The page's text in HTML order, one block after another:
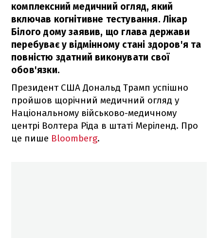
комплексний медичний огляд, який
включав когнітивне тестування. Лікар
Білого дому заявив, що глава держави
перебуває у відмінному стані здоров'я та
повністю здатний виконувати свої
обов'язки.
Президент США Дональд Трамп успішно
пройшов щорічний медичний огляд у
Національному військово-медичному
центрі Волтера Ріда в штаті Меріленд. Про
це пише Bloomberg.